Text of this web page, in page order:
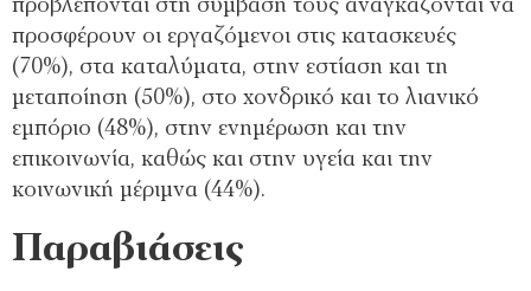
προβλέπονται στη σύμβασή τους αναγκάζονται να
προσφέρουν οι εργαζόμενοι στις κατασκευές
(70%), στα καταλύματα, στην εστίαση και τη
μεταποίηση (50%), στο χονδρικό και το λιανικό
εμπόριο (48%), στην ενημέρωση και την
επικοινωνία, καθώς και στην υγεία και την
κοινωνική μέριμνα (44%).
Παραβιάσεις